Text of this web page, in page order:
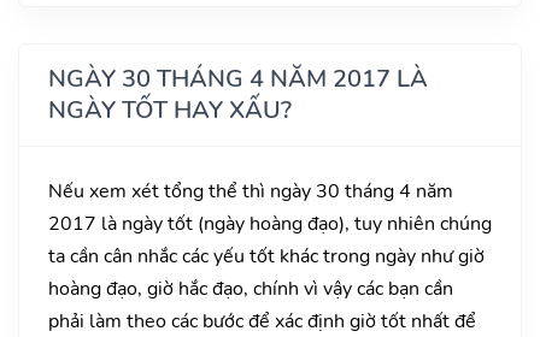
NGÀY 30 THÁNG 4 NĂM 2017 LÀ
NGÀY TỐT HAY XẤU?
Nếu xem xét tổng thể thì ngày 30 tháng 4 năm
2017 là ngày tốt (ngày hoàng đạo), tuy nhiên chúng
ta cần cân nhắc các yếu tốt khác trong ngày như giờ
hoàng đạo, giờ hắc đạo, chính vì vậy các bạn cần
phải làm theo các bước để xác định giờ tốt nhất để